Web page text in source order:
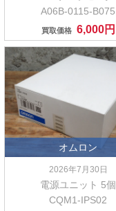
A06B-0115-B075
買取価格 6,000円
オムロン
2026年7月30日
電源ユニット 5個
CQM1-IPS02